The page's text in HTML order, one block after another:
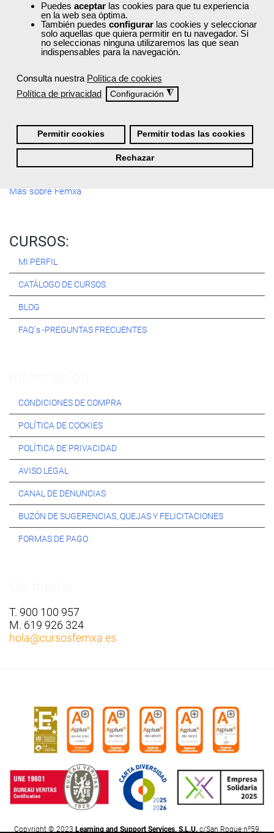
Puedes aceptar las cookies para que tu experiencia
en la web sea óptima.
También puedes configurar las cookies y seleccionar
solo aquellas que quiera permitir en tu navegador. Si
no seleccionas ninguna utilizaremos las que sean
indispensables para la navegación.
Consulta nuestra Política de cookies
Política de privacidad
Configuración ◮
Permitir cookies Permitir todas las cookies
Rechazar
Registrarse
Quiénes Somos:
conseguir tus metas profesionales ofreciéndote los mejores
cursosdel momento. ¿Te apuntas?
Más sobre Femxa
CURSOS:
MI PERFIL
CATÁLOGO DE CURSOS
BLOG
FAQ´s -PREGUNTAS FRECUENTES
CONDICIONES DE COMPRA
POLÍTICA DE COOKIES
POLÍTICA DE PRIVACIDAD
AVISO LEGAL
CANAL DE DENUNCIAS
BUZÓN DE SUGERENCIAS, QUEJAS Y FELICITACIONES
FORMAS DE PAGO
T. 900 100 957
M. 619 926 324
hola@cursosfemxa.es
Copyright © 2023 Learning and Support Services, S.L.U.c/San Roque nº59,